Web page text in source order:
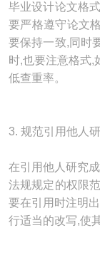
毕业设计论文格
要严格遵守论文
要保持一致,同时
时,也要注意格式,
低查重率。
3. 规范引用他人
在引用他人研究
法规规定的权限
要在引用时注明
行适当的改写,使